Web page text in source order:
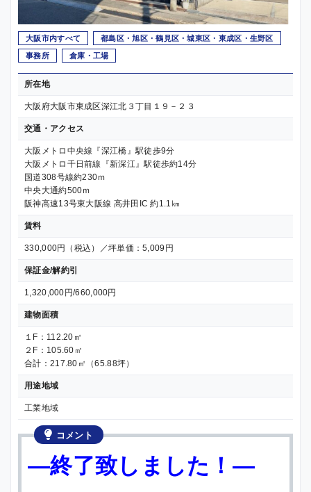
大阪市内すべて 都島区・旭区・鶴見区・城東区・東成区・生野区
事務所 倉庫・工場
所在地
大阪府大阪市東成区深江北３丁目１９－２３
交通・アクセス
大阪メトロ中央線『深江橋』駅徒歩9分
大阪メトロ千日前線『新深江』駅徒歩約14分
国道308号線約230ｍ
中央大通約500ｍ
阪神高速13号東大阪線 高井田IC 約1.1㎞
賃料
330,000円（税込）／坪単価：5,009円
保証金/解約引
1,320,000円/660,000円
建物面積
１F：112.20㎡
２F：105.60㎡
合計：217.80㎡（65.88坪）
用途地域
工業地域
コメント
—終了致しました！—